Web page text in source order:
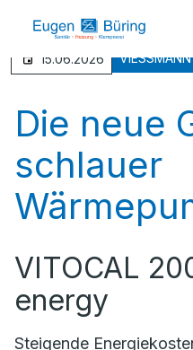
15.06.2026 VIESSMANN
Die neue
schlauer
VITOCAL
energy
Steigende